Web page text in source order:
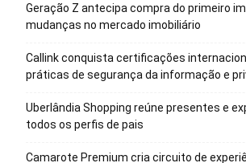
Geração Z antecipa compra do primeiro
mudanças no mercado imobiliário
Callink conquista certificações
práticas de segurança da informação e
Uberlândia Shopping reúne presentes e
todos os perfis de pais
Camarote Premium cria circuito de